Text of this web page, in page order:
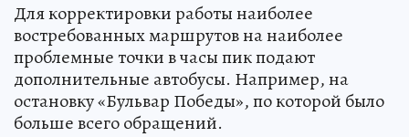
Для корректировки работы наиболее
востребованных маршрутов на наиболее
проблемные точки в часы пик подают
дополнительные автобусы. Например, на
остановку «Бульвар Победы», по которой было
больше всего обращений.